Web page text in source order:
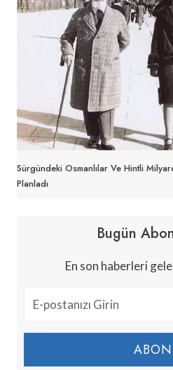
Sürgündeki Osmanlılar Ve Hintli
Planladı
Bugün
En son haberleri